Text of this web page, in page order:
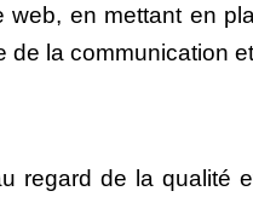
en mettant en
de la communication
regard de la qualité